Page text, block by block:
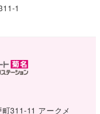
1
311-11 アークメ